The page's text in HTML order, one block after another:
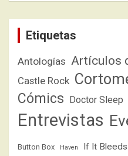
Etiquetas
Antologías Artículos
Castle Rock
Cómics Doctor Sleep
Entrevistas
Button Box Haven If It Bleeds